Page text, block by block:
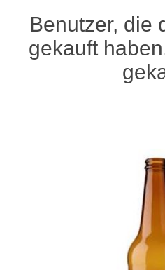
Benutzer, die
gekauft